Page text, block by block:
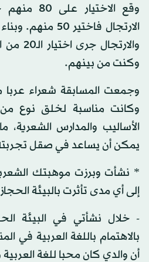
وقع
الارتجال
وكنت من بينهم.
وجمعت المسابقة شعراء عربا
وكانت مناسبة لخلق نوع
الأساليب والمدارس الشعرية،
يمكن أن يساعد في صقل
* نشأت وبرزت موهبتك
إلى أي مدى تأثرت بالبيئة
- خلال نشأتي في البيئة
بالاهتمام باللغة العربية في
أن والدي كان محبا للغة